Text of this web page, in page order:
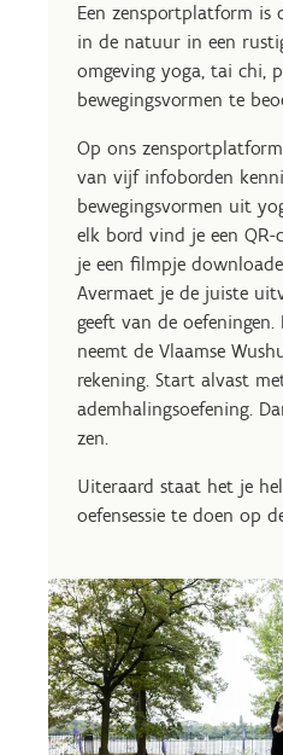
Een zensportplatform is
in de natuur in een
omgeving yoga, tai chi,
bewegingsvormen te
Op ons
van vijf infoborden
bewegingsvormen uit
elk bord vind je een QR-
je een filmpje
Avermaet je de juiste
geeft van de
neemt de Vlaamse
rekening. Start alvast
ademhalingsoefening.
zen.
Uiteraard staat het je
oefensessie te doen op